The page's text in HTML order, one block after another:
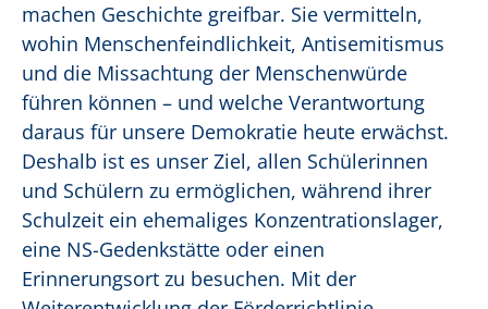
machen Geschichte greifbar. Sie vermitteln,
wohin Menschenfeindlichkeit, Antisemitismus
und die Missachtung der Menschenwürde
führen können – und welche Verantwortung
daraus für unsere Demokratie heute erwächst.
Deshalb ist es unser Ziel, allen Schülerinnen
und Schülern zu ermöglichen, während ihrer
Schulzeit ein ehemaliges Konzentrationslager,
eine NS-Gedenkstätte oder einen
Erinnerungsort zu besuchen. Mit der